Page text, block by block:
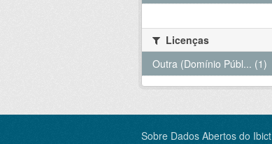
Licenças
Outra (Domínio Públ... (1)
Sobre Dados Abertos do Ibict